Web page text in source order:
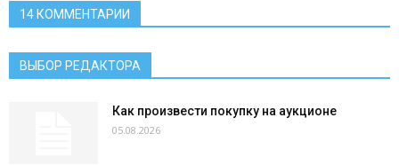
14 КОММЕНТАРИИ
ВЫБОР РЕДАКТОРА
Как произвести покупку на аукционе
05.08.2026